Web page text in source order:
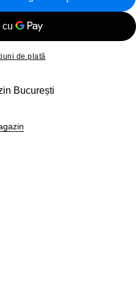
Extensie Adaptor
Pentru Extensie
de plată
București